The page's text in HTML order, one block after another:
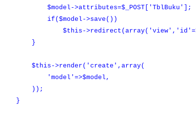
$model->attributes=$_POST['TblBuku'];
if($model->save())
$this-
}
$this->render('create',array(
'model'=>$model,
));
}